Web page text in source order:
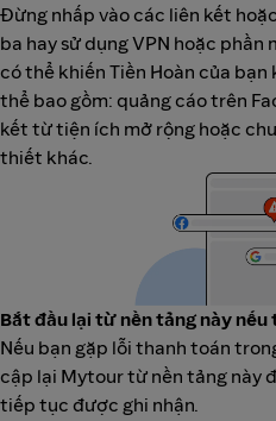
Đừng nhấp vào các liên kết
ba hay sử dụng VPN hoặc phần
có thể khiến Tiền Hoàn của
thể bao gồm: quảng cáo trên
kết từ tiện ích mở rộng hoặc
thiết khác.
Bắt đầu lại từ nền tảng này
Nếu bạn gặp lỗi thanh toán
cập lại Mytour từ nền tảng này
tiếp tục được ghi nhận.